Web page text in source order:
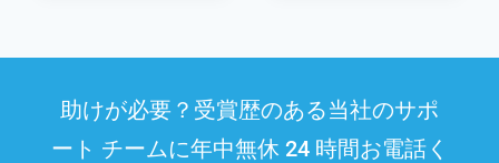
助けが必要？受賞歴のある当社のサポ
ート チームに年中無休 24 時間お電話く